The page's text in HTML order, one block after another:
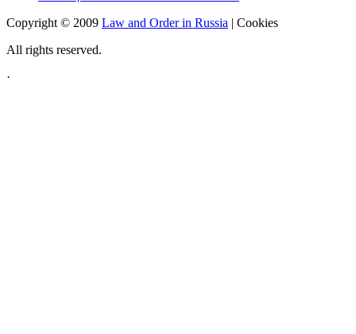
Copyright © 2009 Law and Order in Russia | Cookies
All rights reserved.
·